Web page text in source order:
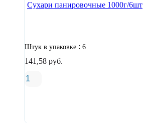
Сухари панировочные 1000г/6шт
Штук в упаковке : 6
141,58 руб.